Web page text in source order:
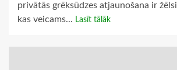
privātās grēksūdzes atjaunošana ir
kas veicams... Lasīt tālāk